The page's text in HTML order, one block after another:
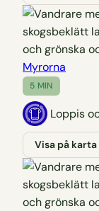
Myrorna
5 MIN
Loppis
Visa på karta